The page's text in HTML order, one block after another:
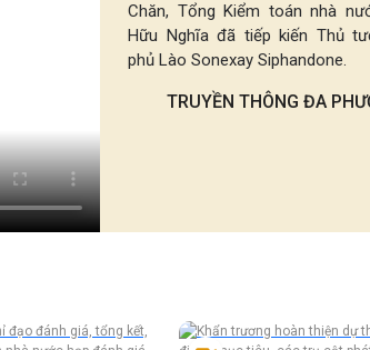
Chăn, Tổng Kiểm toán nhà
Hữu Nghĩa đã tiếp kiến Thủ
phủ Lào Sonexay Siphandone.
TRUYỀN THÔNG ĐA